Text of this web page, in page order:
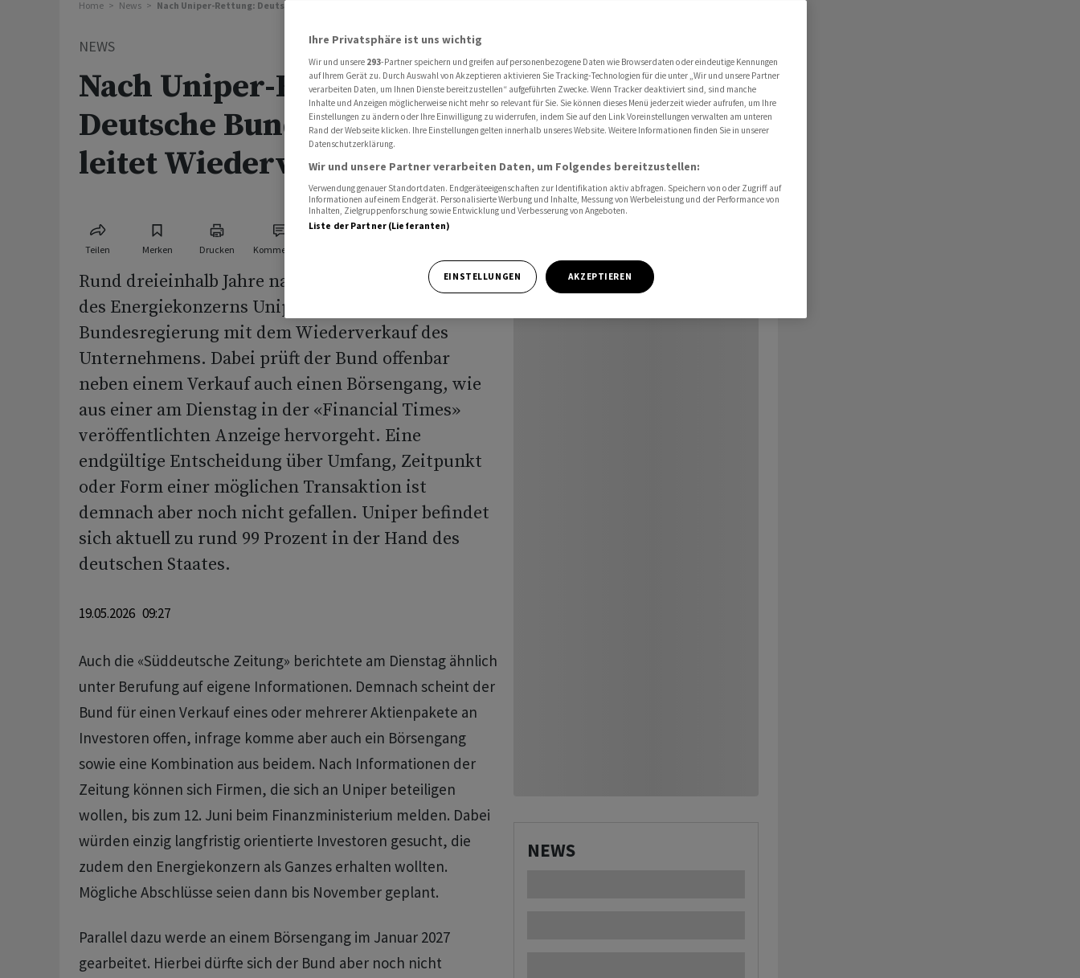
Home News Nach Uniper-Rettung: Deutsche Bundesregierung leitet Wiederverkauf ein
NEWS
Nach Uniper-Rettung:
Deutsche Bundesregierung
leitet Wiederverkauf ein
Teilen Merken Drucken Kommentare
Rund dreieinhalb Jahre nach der Verstaatlichung
des Energiekonzerns Uniper beginnt die
Bundesregierung mit dem Wiederverkauf des
Unternehmens. Dabei prüft der Bund offenbar
neben einem Verkauf auch einen Börsengang, wie
aus einer am Dienstag in der «Financial Times»
veröffentlichten Anzeige hervorgeht. Eine
endgültige Entscheidung über Umfang, Zeitpunkt
oder Form einer möglichen Transaktion ist
demnach aber noch nicht gefallen. Uniper befindet
sich aktuell zu rund 99 Prozent in der Hand des
deutschen Staates.
19.05.2026 09:27
Auch die «Süddeutsche Zeitung» berichtete am Dienstag ähnlich
unter Berufung auf eigene Informationen. Demnach scheint der
Bund für einen Verkauf eines oder mehrerer Aktienpakete an
Investoren offen, infrage komme aber auch ein Börsengang
sowie eine Kombination aus beidem. Nach Informationen der
Zeitung können sich Firmen, die sich an Uniper beteiligen
wollen, bis zum 12. Juni beim Finanzministerium melden. Dabei
würden einzig langfristig orientierte Investoren gesucht, die
zudem den Energiekonzern als Ganzes erhalten wollten.
Mögliche Abschlüsse seien dann bis November geplant.
Parallel dazu werde an einem Börsengang im Januar 2027
gearbeitet. Hierbei dürfte sich der Bund aber noch nicht
NEWS
Ihre Privatsphäre ist uns wichtig
Wir und unsere 293-Partner speichern und greifen auf personenbezogene Daten wie Browserdaten oder eindeutige Kennungen
auf Ihrem Gerät zu. Durch Auswahl von Akzeptieren aktivieren Sie Tracking-Technologien für die unter „Wir und unsere Partner
verarbeiten Daten, um Ihnen Dienste bereitzustellen“ aufgeführten Zwecke. Wenn Tracker deaktiviert sind, sind manche
Inhalte und Anzeigen möglicherweise nicht mehr so relevant für Sie. Sie können dieses Menü jederzeit wieder aufrufen, um Ihre
Einstellungen zu ändern oder Ihre Einwilligung zu widerrufen, indem Sie auf den Link Voreinstellungen verwalten am unteren
Rand der Webseite klicken. Ihre Einstellungen gelten innerhalb unseres Website. Weitere Informationen finden Sie in unserer
Datenschutzerklärung.
Wir und unsere Partner verarbeiten Daten, um Folgendes bereitzustellen:
Verwendung genauer Standortdaten. Endgeräteeigenschaften zur Identifikation aktiv abfragen. Speichern von oder Zugriff auf
Informationen auf einem Endgerät. Personalisierte Werbung und Inhalte, Messung von Werbeleistung und der Performance von
Inhalten, Zielgruppenforschung sowie Entwicklung und Verbesserung von Angeboten.
Liste der Partner (Lieferanten)
EINSTELLUNGEN AKZEPTIEREN